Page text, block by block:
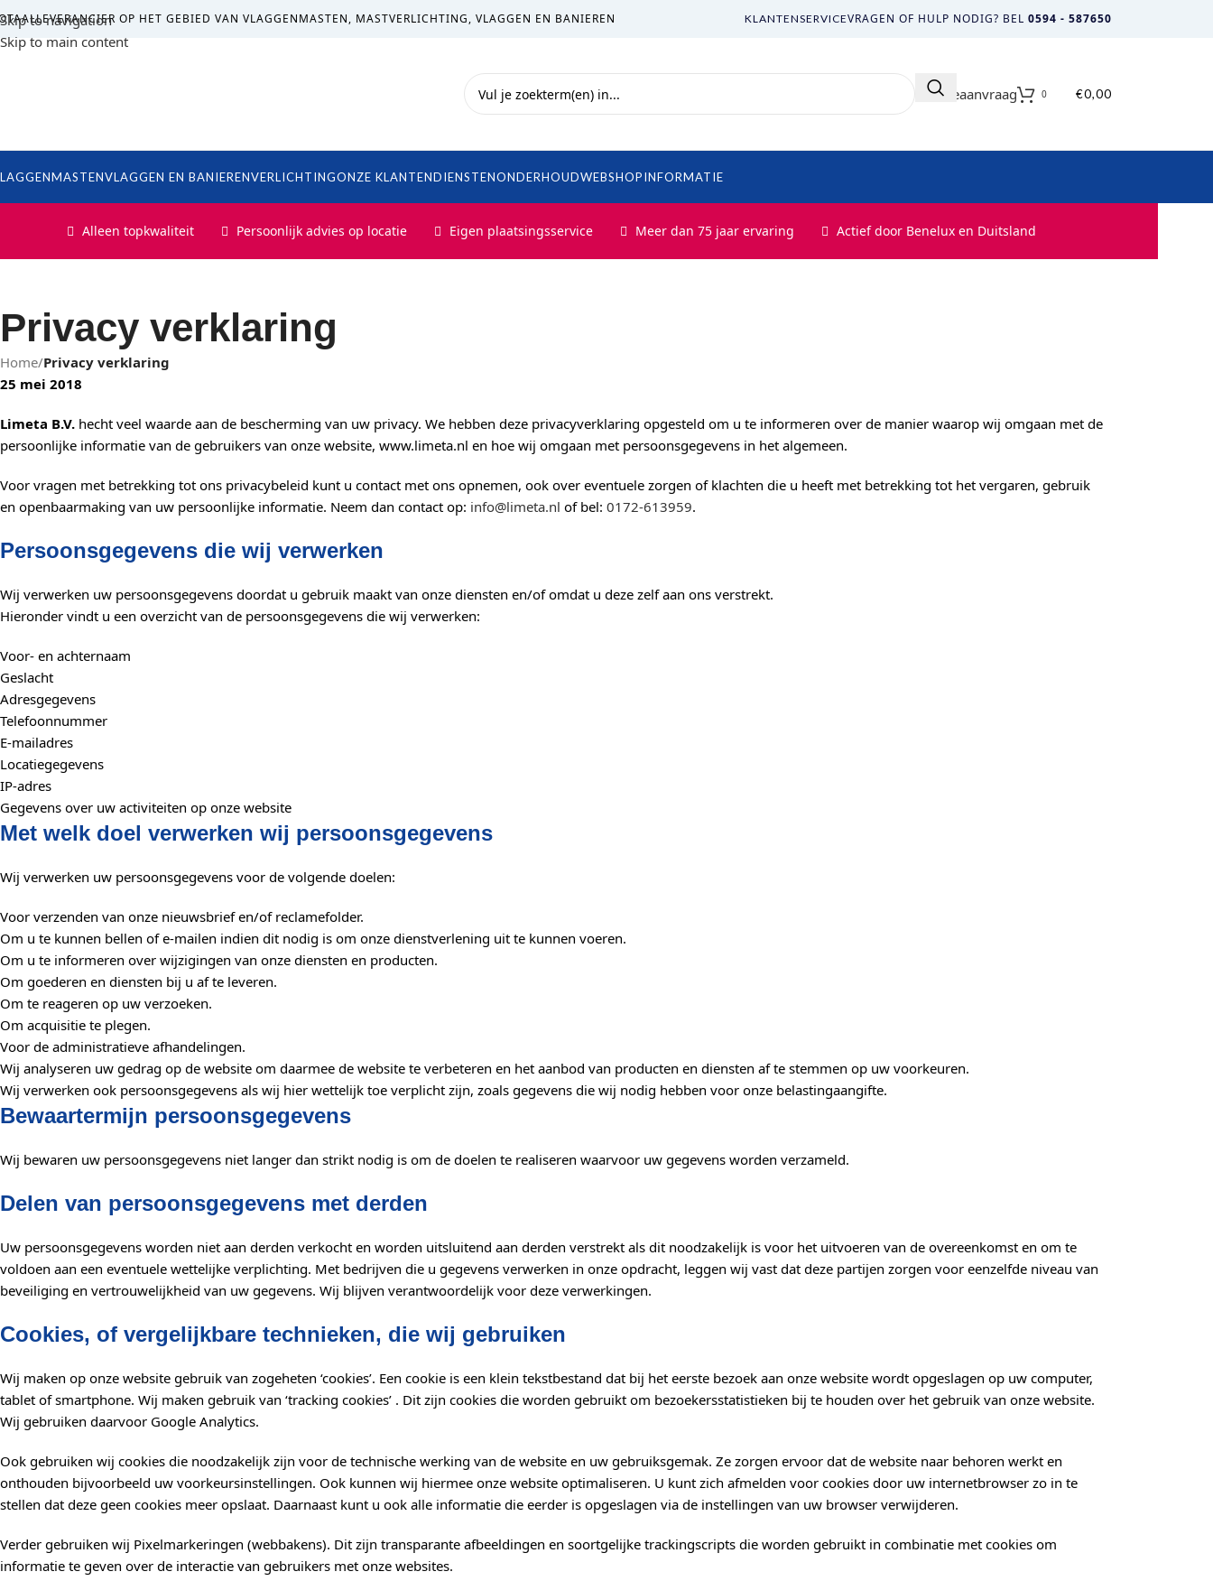
Skip to navigation
Skip to main content
OP HET GEBIED VAN VLAGGENMASTEN, MASTVERLICHTING, VLAGGEN EN BANIEREN KLANTENSERVICEVRAGEN OF HULP NODIG? BEL 0594 - 587650
Offerteaanvraag 0 €0,00
VLAGGEN EN BANIERENVERLICHTINGONZE KLANTENDIENSTENONDERHOUDWEBSHOPINFORMATIE
Alleen topkwaliteit Persoonlijk advies op locatie Eigen plaatsingsservice Meer dan 75 jaar ervaring Actief door Benelux en Duitsland
Privacy verklaring
Home/Privacy verklaring
25 mei 2018
Limeta B.V. hecht veel waarde aan de bescherming van uw privacy. We hebben deze privacyverklaring opgesteld om u te informeren over de manier waarop wij omgaan met de
persoonlijke informatie van de gebruikers van onze website, www.limeta.nl en hoe wij omgaan met persoonsgegevens in het algemeen.
Voor vragen met betrekking tot ons privacybeleid kunt u contact met ons opnemen, ook over eventuele zorgen of klachten die u heeft met betrekking tot het vergaren, gebruik
en openbaarmaking van uw persoonlijke informatie. Neem dan contact op: info@limeta.nl of bel: 0172-613959.
Persoonsgegevens die wij verwerken
Wij verwerken uw persoonsgegevens doordat u gebruik maakt van onze diensten en/of omdat u deze zelf aan ons verstrekt.
Hieronder vindt u een overzicht van de persoonsgegevens die wij verwerken:
Voor- en achternaam
Geslacht
Adresgegevens
Telefoonnummer
E-mailadres
Locatiegegevens
IP-adres
Gegevens over uw activiteiten op onze website
Met welk doel verwerken wij persoonsgegevens
Wij verwerken uw persoonsgegevens voor de volgende doelen:
Voor verzenden van onze nieuwsbrief en/of reclamefolder.
Om u te kunnen bellen of e-mailen indien dit nodig is om onze dienstverlening uit te kunnen voeren.
Om u te informeren over wijzigingen van onze diensten en producten.
Om goederen en diensten bij u af te leveren.
Om te reageren op uw verzoeken.
Om acquisitie te plegen.
Voor de administratieve afhandelingen.
Wij analyseren uw gedrag op de website om daarmee de website te verbeteren en het aanbod van producten en diensten af te stemmen op uw voorkeuren.
Wij verwerken ook persoonsgegevens als wij hier wettelijk toe verplicht zijn, zoals gegevens die wij nodig hebben voor onze belastingaangifte.
Bewaartermijn persoonsgegevens
Wij bewaren uw persoonsgegevens niet langer dan strikt nodig is om de doelen te realiseren waarvoor uw gegevens worden verzameld.
Delen van persoonsgegevens met derden
Uw persoonsgegevens worden niet aan derden verkocht en worden uitsluitend aan derden verstrekt als dit noodzakelijk is voor het uitvoeren van de overeenkomst en om te
voldoen aan een eventuele wettelijke verplichting. Met bedrijven die u gegevens verwerken in onze opdracht, leggen wij vast dat deze partijen zorgen voor eenzelfde niveau van
beveiliging en vertrouwelijkheid van uw gegevens. Wij blijven verantwoordelijk voor deze verwerkingen.
Cookies, of vergelijkbare technieken, die wij gebruiken
Wij maken op onze website gebruik van zogeheten ‘cookies’. Een cookie is een klein tekstbestand dat bij het eerste bezoek aan onze website wordt opgeslagen op uw computer,
tablet of smartphone. Wij maken gebruik van ‘tracking cookies’ . Dit zijn cookies die worden gebruikt om bezoekersstatistieken bij te houden over het gebruik van onze website.
Wij gebruiken daarvoor Google Analytics.
Ook gebruiken wij cookies die noodzakelijk zijn voor de technische werking van de website en uw gebruiksgemak. Ze zorgen ervoor dat de website naar behoren werkt en
onthouden bijvoorbeeld uw voorkeursinstellingen. Ook kunnen wij hiermee onze website optimaliseren. U kunt zich afmelden voor cookies door uw internetbrowser zo in te
stellen dat deze geen cookies meer opslaat. Daarnaast kunt u ook alle informatie die eerder is opgeslagen via de instellingen van uw browser verwijderen.
Verder gebruiken wij Pixelmarkeringen (webbakens). Dit zijn transparante afbeeldingen en soortgelijke trackingscripts die worden gebruikt in combinatie met cookies om
informatie te geven over de interactie van gebruikers met onze websites.